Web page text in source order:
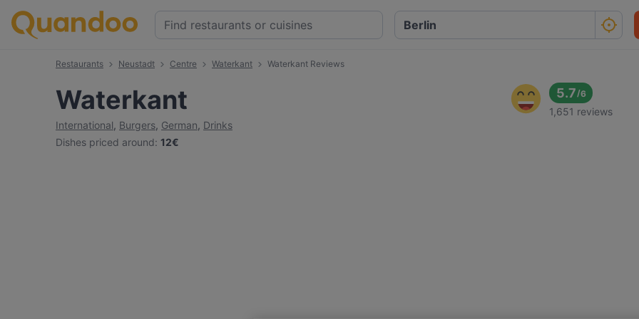
Restaurants Neustadt Centre Waterkant Waterkant Reviews
Waterkant
International, Burgers, German, Drinks
Dishes priced around: 12€
5.7/6
1,651 reviews